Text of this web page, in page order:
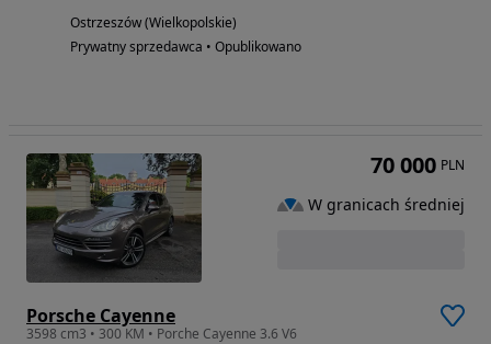
Ostrzeszów (Wielkopolskie)
Prywatny sprzedawca • Opublikowano
Porsche Cayenne
3598 cm3 • 300 KM • Porche Cayenne 3.6 V6
70 000 PLN
W granicach średniej